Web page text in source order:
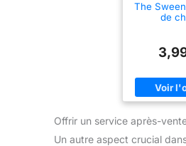
The
de
Offrir un service après-
Un autre aspect crucial